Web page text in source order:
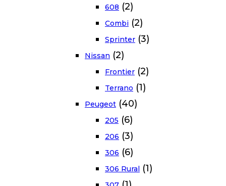
608 (2)
Combi (2)
Sprinter (3)
Nissan (2)
Frontier (2)
Terrano (1)
Peugeot (40)
205 (6)
206 (3)
306 (6)
306 Rural (1)